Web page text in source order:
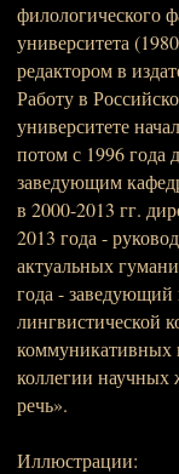
филологического
университета
редактором в
Работу в
университете
потом с 1996 года
заведующим
в 2000-2013 гг.
2013 года -
актуальных
года - заведующий
лингвистической
коллегии научных
речь».
Иллюстрации: